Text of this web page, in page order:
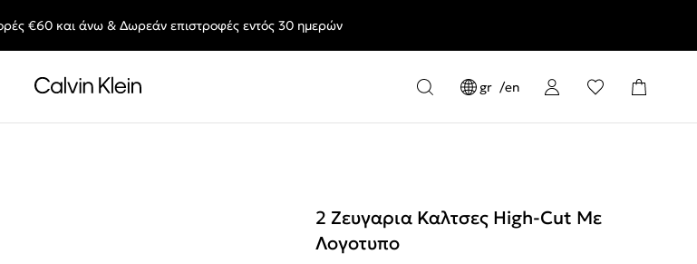
Αγαπημένα styles, στις τιμές που θες.
€60 και άνω & Δωρεάν επιστροφές εντός 30 ημερών
gr en
2 Ζευγαρια Καλτσες High-Cut Με
Λογοτυπο